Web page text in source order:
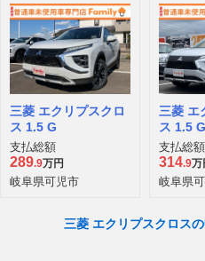
三菱 エクリプスクロ
ス 1.5 G
支払総額
289.9万円
岐阜県可児市
三菱 エ
ス 1.5 G
支払総額
314.9万
岐阜県
三菱 エクリプスクロス